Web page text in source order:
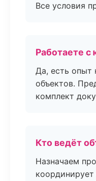
Все условия
Работаете
Да, есть опыт
объектов.
комплект
Кто ведёт
Назначаем